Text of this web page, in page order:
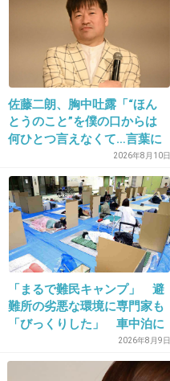
佐藤二朗、胸中吐露「“ほん
とうのこと”を僕の口からは
何ひとつ言えなくて…言葉に
2026年8月10日
「まるで難民キャンプ」 避
難所の劣悪な環境に専門家も
「びっくりした」 車中泊に
もリスクが 「熱したフライ
パンに飛び込むようなもの」
2026年8月9日